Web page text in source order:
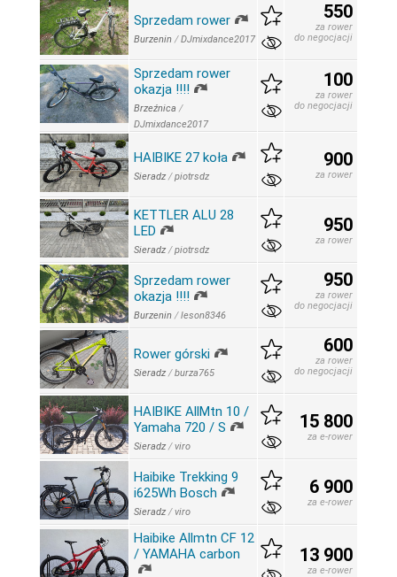
Sprzedam rower
Burzenin /DJmixdance2017
550
za rower
do negocjacji
Sprzedam rower
okazja !!!!
Brzeźnica /
DJmixdance2017
100
za rower
do negocjacji
HAIBIKE 27 koła
Sieradz /piotrsdz
900
za rower
KETTLER ALU 28
LED
Sieradz /piotrsdz
950
za rower
Sprzedam rower
okazja !!!!
Burzenin /leson8346
950
za rower
do negocjacji
Rower górski
Sieradz /burza765
600
za rower
do negocjacji
HAIBIKE AllMtn 10 /
Yamaha 720 / S
Sieradz /viro
15 800
za e-rower
Haibike Trekking 9
i625Wh Bosch
Sieradz /viro
6 900
za e-rower
Haibike Allmtn CF 12
/ YAMAHA carbon
13 900
za e-rower